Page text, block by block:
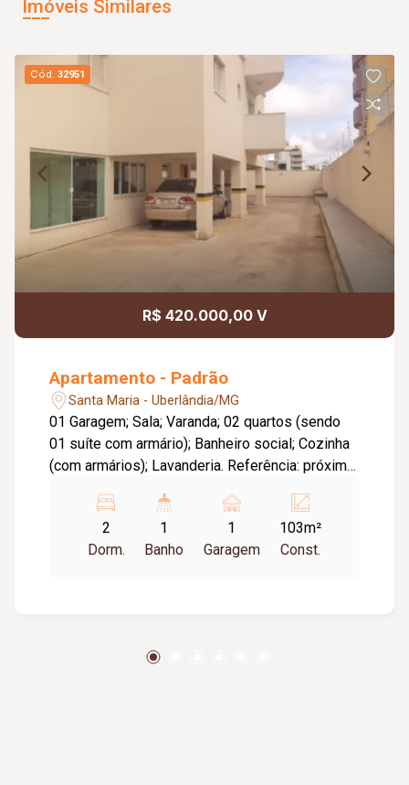
Imóveis Similares
Cód.32951
R$ 420.000,00 V
Apartamento - Padrão
Santa Maria - Uberlândia/MG
01 Garagem; Sala; Varanda; 02 quartos (sendo
01 suíte com armário); Banheiro social; Cozinha
(com armários); Lavanderia. Referência: próximo
62,32m². Metragem Construída: 102,91m².
2
Dorm.
1
Banho
1
Garagem
103m²
Const.